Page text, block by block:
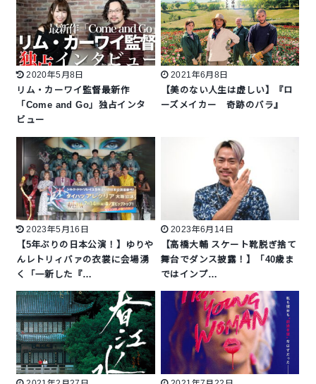
2020年5月8日
リム・カーワイ監督最新作
「Come and Go」独占インタ
ビュー
2021年6月8日
【美のない人生は虚しい】『ロ
ーズメイカー 奇跡のバラ』
2023年5月16日
【5年ぶりの日本公演！】ゆりや
んレトリィバァの衣裳に会場湧
く「一新した『…
2023年6月14日
【高橋大輔 スケート靴脱ぎ捨て
舞台でダンス披露！】「40歳ま
ではインプ…